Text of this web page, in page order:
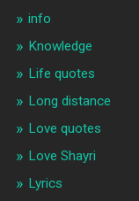
info
Knowledge
Life quotes
Long distance
Love quotes
Love Shayri
Lyrics